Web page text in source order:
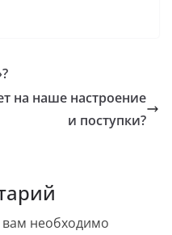
на наше настроение
и поступки?
необходимо